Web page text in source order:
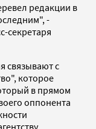
редакции в
-
секретаря
связывают с
которое
в прямом
оппонента